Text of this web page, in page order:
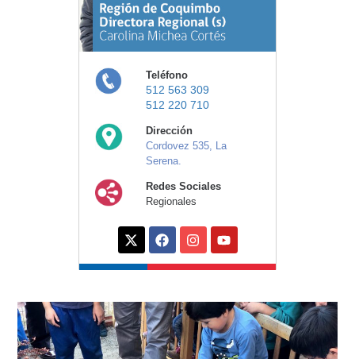
Teléfono
512 563 309
512 220 710
Dirección
Cordovez 535, La
Serena.
Redes Sociales
Regionales